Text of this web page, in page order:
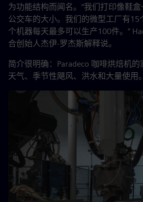
为功能结构而闻名。“我们打印像鞋
公交车的大小。我们的微型工厂有15
个机器每天最多可以生产100件。”
合创始人杰伊·罗杰斯解释说。
简介很明确：Paradeco 咖啡烘焙机
天气、季节性飓风、洪水和大量使用。